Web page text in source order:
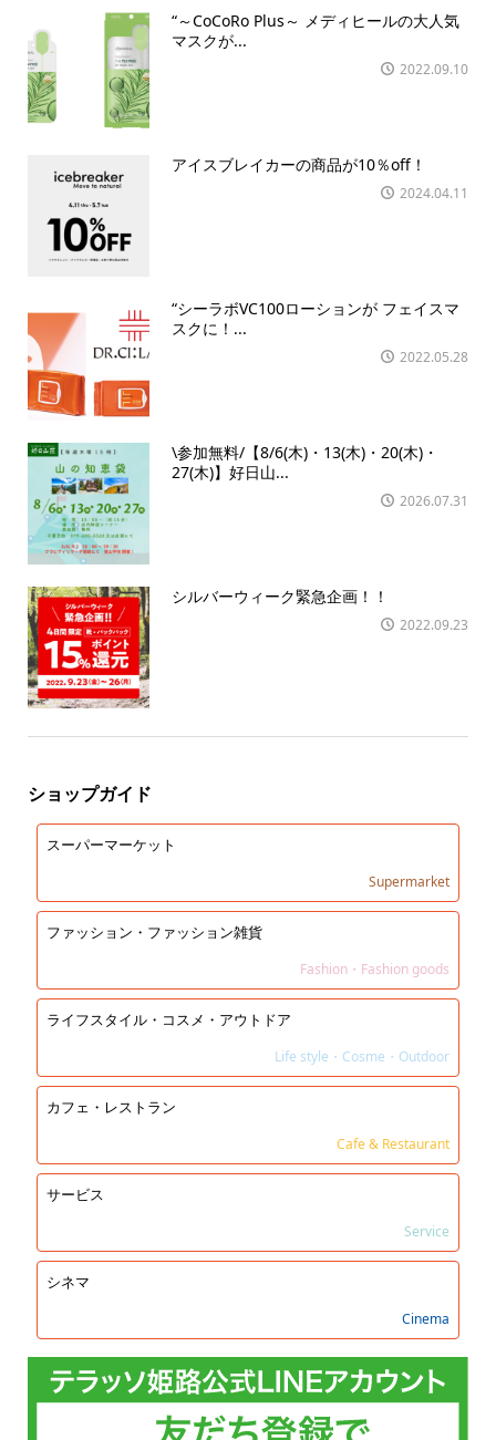
“～CoCoRo Plus～ メディヒールの大人気
マスクが...
2022.09.10
アイスブレイカーの商品が10％off！
2024.04.11
“シーラボVC100ローションが フェイスマ
スクに！...
2022.05.28
\参加無料/【8/6(木)・13(木)・20(木)・
27(木)】好日山...
2026.07.31
シルバーウィーク緊急企画！！
2022.09.23
ショップガイド
スーパーマーケット
Supermarket
ファッション・ファッション雑貨
Fashion・Fashion goods
ライフスタイル・コスメ・アウトドア
Life style・Cosme・Outdoor
カフェ・レストラン
Cafe & Restaurant
サービス
Service
シネマ
Cinema